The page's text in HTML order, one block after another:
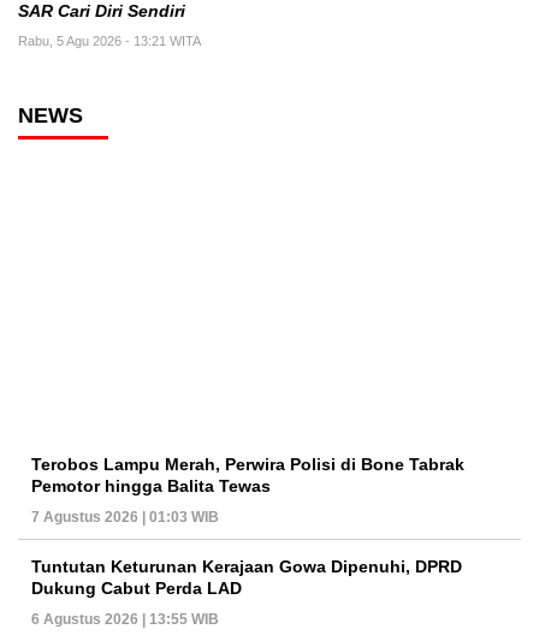
SAR Cari Diri Sendiri
Rabu, 5 Agu 2026 - 13:21 WITA
NEWS
Terobos Lampu Merah, Perwira Polisi di Bone Tabrak
Pemotor hingga Balita Tewas
7 Agustus 2026 | 01:03 WIB
Tuntutan Keturunan Kerajaan Gowa Dipenuhi, DPRD
Dukung Cabut Perda LAD
6 Agustus 2026 | 13:55 WIB